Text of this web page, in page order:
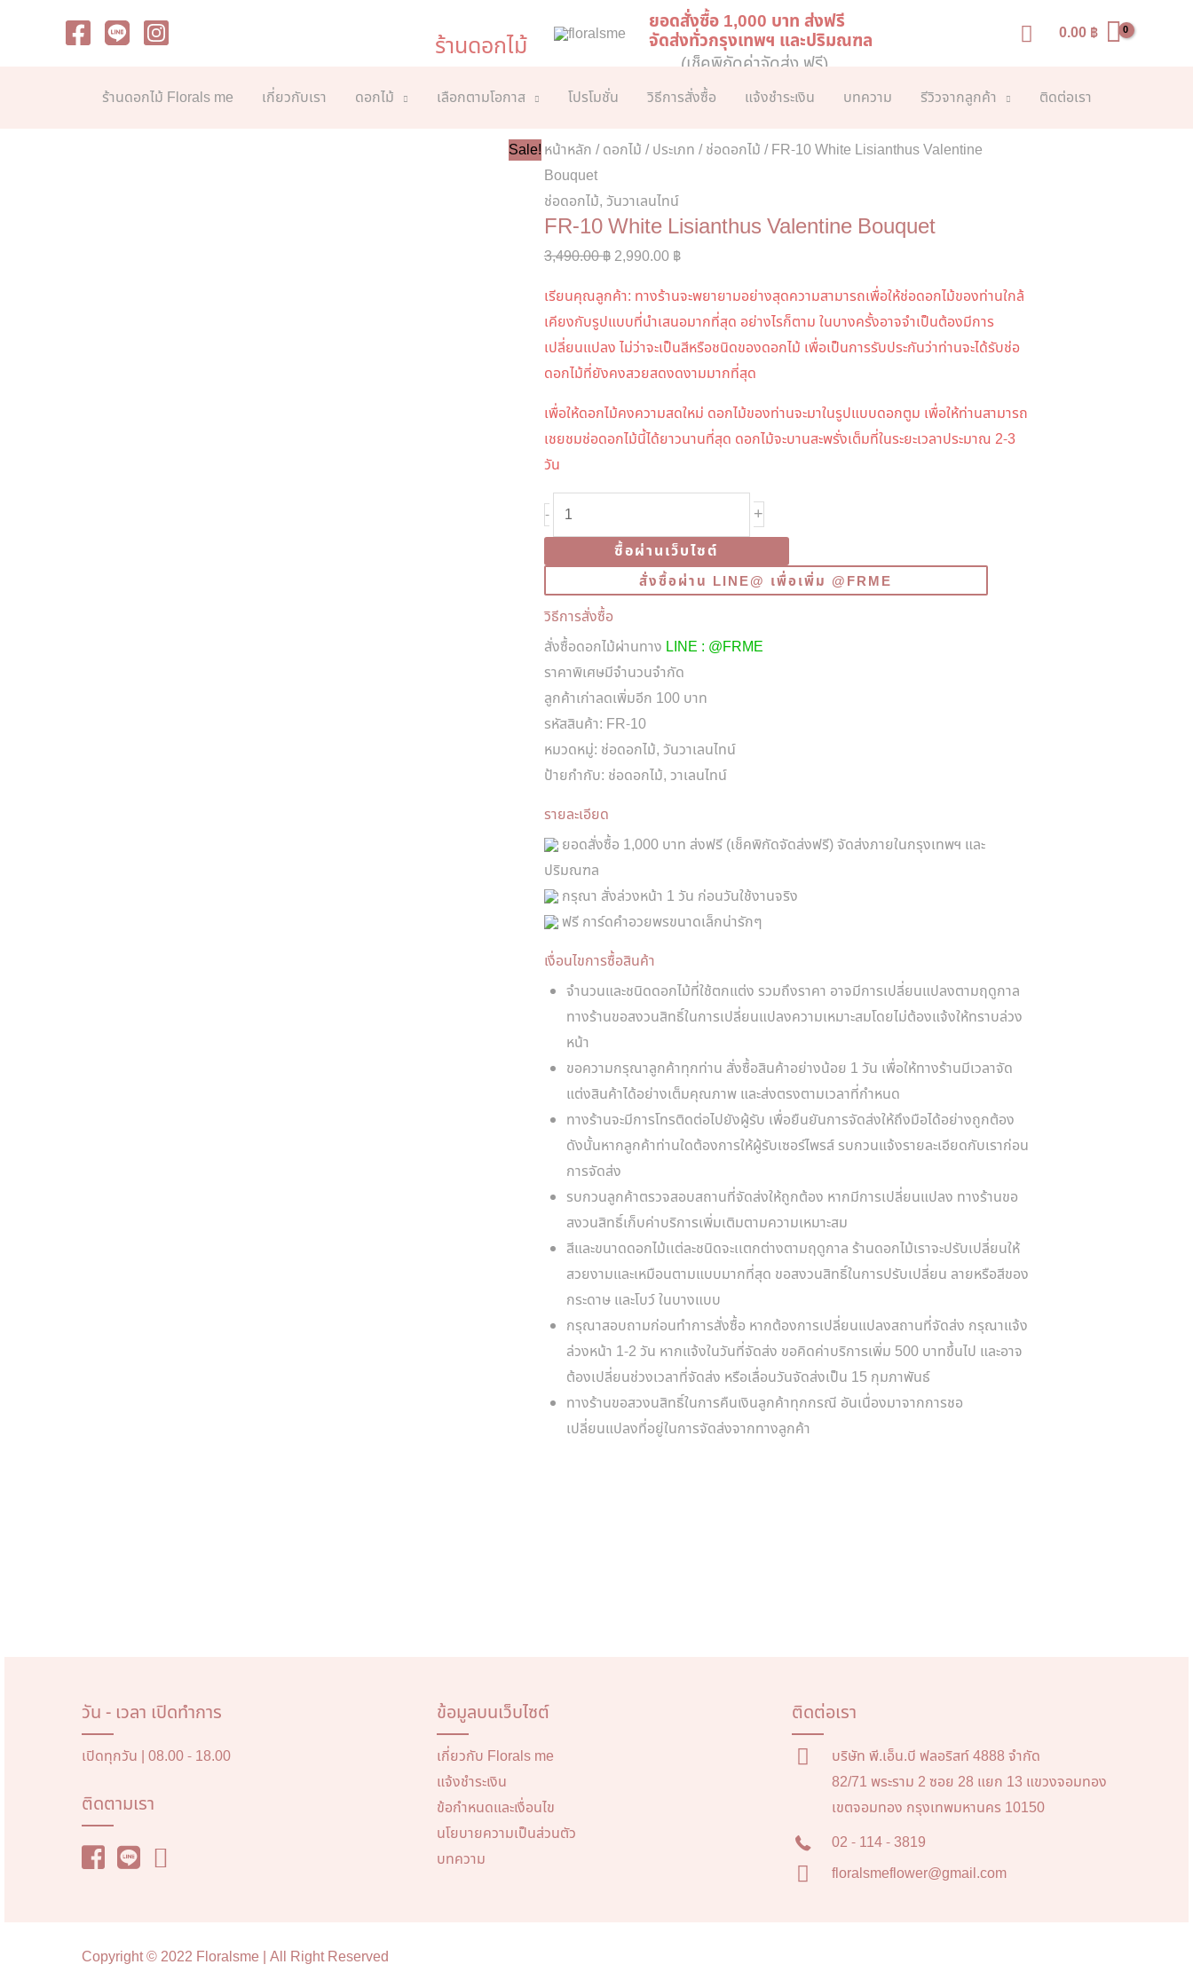
ร้านดอกไม้
ยอดสั่งซื้อ 1,000 บาท ส่งฟรี
จัดส่งทั่วกรุงเทพฯ และปริมณฑล
(เช็คพิกัดค่าจัดส่ง ฟรี)
Search
0.00 ฿
ร้านดอกไม้ Florals me เกี่ยวกับเรา ดอกไม้ เลือกตามโอกาส โปรโมชั่น วิธีการสั่งซื้อ แจ้งชำระเงิน บทความ รีวิวจากลูกค้า ติดต่อเรา
Sale! หน้าหลัก /ดอกไม้ /ประเภท /ช่อดอกไม้ / FR-10 White Lisianthus Valentine
Bouquet
ช่อดอกไม้, วันวาเลนไทน์
FR-10 White Lisianthus Valentine Bouquet
3,490.00฿ Original
was:
3,490.00 ฿.
2,990.00 ฿Current
is:
2,990.00 ฿.
เรียนคุณลูกค้า: ทางร้านจะพยายามอย่างสุดความสามารถเพื่อให้ช่อดอกไม้ของท่านใกล้
เคียงกับรูปแบบที่นำเสนอมากที่สุด อย่างไรก็ตาม ในบางครั้งอาจจำเป็นต้องมีการ
เปลี่ยนแปลง ไม่ว่าจะเป็นสีหรือชนิดของดอกไม้ เพื่อเป็นการรับประกันว่าท่านจะได้รับช่อ
ดอกไม้ที่ยังคงสวยสดงดงามมากที่สุด
เพื่อให้ดอกไม้คงความสดใหม่ ดอกไม้ของท่านจะมาในรูปแบบดอกตูม เพื่อให้ท่านสามารถ
เชยชมช่อดอกไม้นี้ได้ยาวนานที่สุด ดอกไม้จะบานสะพรั่งเต็มที่ในระยะเวลาประมาณ 2-3
วัน
-
จำนวน
Lisianthus
Valentine
Bouquet
ชิ้น
+
ซื้อผ่านเว็บไซต์
สั่งซื้อผ่าน LINE@ เพื่อเพิ่ม @FRME
วิธีการสั่งซื้อ
สั่งซื้อดอกไม้ผ่านทาง LINE : @FRME
ราคาพิเศษมีจำนวนจำกัด
ลูกค้าเก่าลดเพิ่มอีก 100 บาท
รหัสสินค้า: FR-10
หมวดหมู่: ช่อดอกไม้, วันวาเลนไทน์
ป้ายกำกับ: ช่อดอกไม้, วาเลนไทน์
รายละเอียด
ยอดสั่งซื้อ 1,000 บาท ส่งฟรี (เช็คพิกัดจัดส่งฟรี) จัดส่งภายในกรุงเทพฯ และ
ปริมณฑล
กรุณา สั่งล่วงหน้า 1 วัน ก่อนวันใช้งานจริง
ฟรี การ์ดคำอวยพรขนาดเล็กน่ารักๆ
เงื่อนไขการซื้อสินค้า
จำนวนและชนิดดอกไม้ที่ใช้ตกแต่ง รวมถึงราคา อาจมีการเปลี่ยนแปลงตามฤดูกาล
ทางร้านขอสงวนสิทธิ์ในการเปลี่ยนแปลงความเหมาะสมโดยไม่ต้องแจ้งให้ทราบล่วง
หน้า
ขอความกรุณาลูกค้าทุกท่าน สั่งซื้อสินค้าอย่างน้อย 1 วัน เพื่อให้ทางร้านมีเวลาจัด
แต่งสินค้าได้อย่างเต็มคุณภาพ และส่งตรงตามเวลาที่กำหนด
ทางร้านจะมีการโทรติดต่อไปยังผู้รับ เพื่อยืนยันการจัดส่งให้ถึงมือได้อย่างถูกต้อง
ดังนั้นหากลูกค้าท่านใดต้องการให้ผู้รับเซอร์ไพรส์ รบกวนแจ้งรายละเอียดกับเราก่อน
การจัดส่ง
รบกวนลูกค้าตรวจสอบสถานที่จัดส่งให้ถูกต้อง หากมีการเปลี่ยนแปลง ทางร้านขอ
สงวนสิทธิ์เก็บค่าบริการเพิ่มเติมตามความเหมาะสม
สีและขนาดดอกไม้เเต่ละชนิดจะเเตกต่างตามฤดูกาล ร้านดอกไม้เราจะปรับเปลี่ยนให้
สวยงามและเหมือนตามแบบมากที่สุด ขอสงวนสิทธิ์ในการปรับเปลี่ยน ลายหรือสีของ
กระดาษ และโบว์ ในบางแบบ
กรุณาสอบถามก่อนทำการสั่งซื้อ หากต้องการเปลี่ยนแปลงสถานที่จัดส่ง กรุณาแจ้ง
ล่วงหน้า 1-2 วัน หากแจ้งในวันที่จัดส่ง ขอคิดค่าบริการเพิ่ม 500 บาทขึ้นไป และอาจ
ต้องเปลี่ยนช่วงเวลาที่จัดส่ง หรือเลื่อนวันจัดส่งเป็น 15 กุมภาพันธ์
ทางร้านขอสวงนสิทธิ์ในการคืนเงินลูกค้าทุกกรณี อันเนื่องมาจากการชอ
เปลี่ยนแปลงที่อยู่ในการจัดส่งจากทางลูกค้า
วัน - เวลา เปิดทำการ
เปิดทุกวัน | 08.00 - 18.00
ติดตามเรา
ข้อมูลบนเว็บไซต์
เกี่ยวกับ Florals me
แจ้งชำระเงิน
ข้อกำหนดและเงื่อนไข
นโยบายความเป็นส่วนตัว
บทความ
ติดต่อเรา
บริษัท พี.เอ็น.บี ฟลอริสท์ 4888 จำกัด
82/71 พระราม 2 ซอย 28 แยก 13 แขวงจอมทอง
เขตจอมทอง กรุงเทพมหานคร 10150
02 - 114 - 3819
floralsmeflower@gmail.com
Copyright © 2022 Floralsme | All Right Reserved